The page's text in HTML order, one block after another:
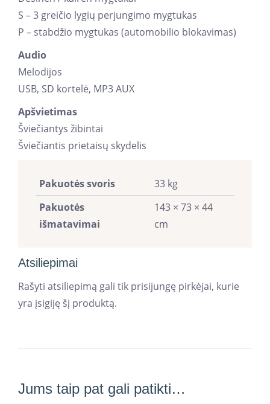
S – 3 greičio lygių perjungimo mygtukas
P – stabdžio mygtukas (automobilio blokavimas)
Audio
Melodijos
USB, SD kortelė, MP3 AUX
Apšvietimas
Šviečiantys žibintai
Šviečiantis prietaisų skydelis
Pakuotės svoris
33 kg
Pakuotės
išmatavimai
143 × 73 × 44
cm
Atsiliepimai
Rašyti atsiliepimą gali tik prisijungę pirkėjai, kurie
yra įsigiję šį produktą.
Jums taip pat gali patikti…